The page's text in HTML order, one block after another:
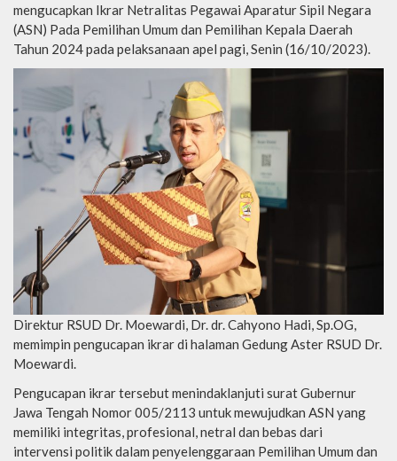
mengucapkan Ikrar Netralitas Pegawai Aparatur Sipil Negara
(ASN) Pada Pemilihan Umum dan Pemilihan Kepala Daerah
Tahun 2024 pada pelaksanaan apel pagi, Senin (16/10/2023).
Direktur RSUD Dr. Moewardi, Dr. dr. Cahyono Hadi, Sp.OG,
memimpin pengucapan ikrar di halaman Gedung Aster RSUD Dr.
Moewardi.
Pengucapan ikrar tersebut menindaklanjuti surat Gubernur
Jawa Tengah Nomor 005/2113 untuk mewujudkan ASN yang
memiliki integritas, profesional, netral dan bebas dari
intervensi politik dalam penyelenggaraan Pemilihan Umum dan